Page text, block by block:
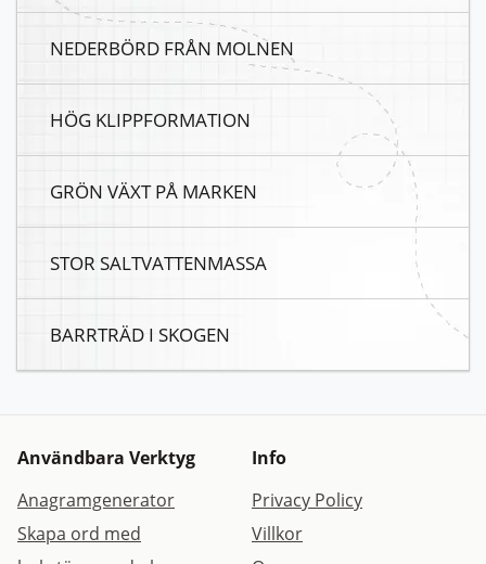
NEDERBÖRD FRÅN MOLNEN
HÖG KLIPPFORMATION
GRÖN VÄXT PÅ MARKEN
STOR SALTVATTENMASSA
BARRTRÄD I SKOGEN
Användbara Verktyg
Anagramgenerator
Skapa ord med
Info
Privacy Policy
Villkor